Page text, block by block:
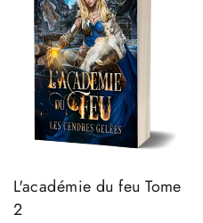
L'académie du feu Tome
2